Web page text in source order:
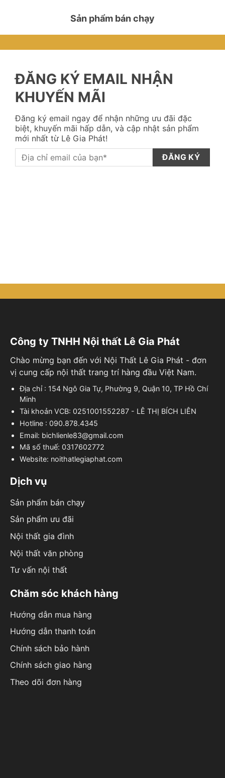
Sản phẩm bán chạy
ĐĂNG KÝ EMAIL NHẬN
KHUYẾN MÃI
Đăng ký email ngay để nhận những ưu đãi đặc
biệt, khuyến mãi hấp dẫn, và cập nhật sản phẩm
mới nhất từ Lê Gia Phát!
Công ty TNHH Nội thất Lê Gia Phát
Chào mừng bạn đến với Nội Thất Lê Gia Phát - đơn
vị cung cấp nội thất trang trí hàng đầu Việt Nam.
Địa chỉ : 154 Ngô Gia Tự, Phường 9, Quận 10, TP Hồ Chí
Minh
Tài khoản VCB: 0251001552287 - LÊ THỊ BÍCH LIÊN
Hotline : 090.878.4345
Email: bichlienle83@gmail.com
Mã số thuế: 0317602772
Website: noithatlegiaphat.com
Dịch vụ
Sản phẩm bán chạy
Sản phẩm ưu đãi
Nội thất gia đình
Nội thất văn phòng
Tư vấn nội thất
Chăm sóc khách hàng
Hướng dẫn mua hàng
Hướng dẫn thanh toán
Chính sách bảo hành
Chính sách giao hàng
Theo dõi đơn hàng